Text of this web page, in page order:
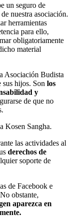
un seguro de
nuestra asociación.
herramientas
para ello,
obligatoriamente
material
Asociación Budista
sus hijos. Son los
y
de que no
Kosen Sangha.
las actividades al
derechos de
soporte de
de Facebook e
obstante,
aparezca en